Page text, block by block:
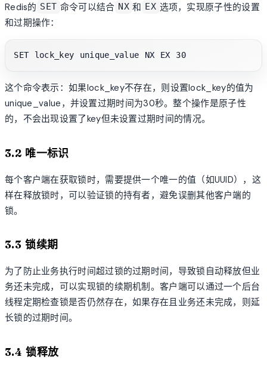
Redis的 SET 命令可以结合 NX 和 EX 选项，实现原子性的设置
和过期操作：
这个命令表示：如果lock_key不存在，则设置lock_key的值为
unique_value，并设置过期时间为30秒。整个操作是原子性
的，不会出现设置了key但未设置过期时间的情况。
3.2 唯一标识
每个客户端在获取锁时，需要提供一个唯一的值（如UUID），这
样在释放锁时，可以验证锁的持有者，避免误删其他客户端的
锁。
3.3 锁续期
为了防止业务执行时间超过锁的过期时间，导致锁自动释放但业
务还未完成，可以实现锁的续期机制。客户端可以通过一个后台
线程定期检查锁是否仍然存在，如果存在且业务还未完成，则延
长锁的过期时间。
3.4 锁释放